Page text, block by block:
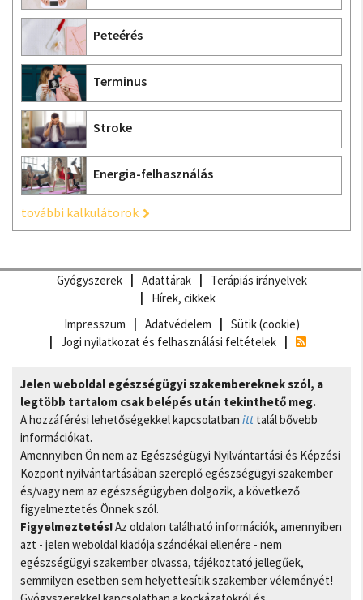
Peteérés
Terminus
Stroke
Energia-felhasználás
további kalkulátorok
Gyógyszerek Adattárak
Terápiás irányelvek
Hírek, cikkek
Impresszum
Adatvédelem
Sütik (cookie)
Jogi nyilatkozat és felhasználási feltételek
Jelen weboldal egészségügyi szakembereknek szól, a
legtöbb tartalom csak belépés után tekinthető meg.
A hozzáférési lehetőségekkel kapcsolatban itt talál bővebb
információkat.
Amennyiben Ön nem az Egészségügyi Nyilvántartási és Képzési
Központ nyilvántartásában szereplő egészségügyi szakember
és/vagy nem az egészségügyben dolgozik, a következő
figyelmeztetés Önnek szól.
Figyelmeztetés!Az oldalon található információk, amennyiben
azt - jelen weboldal kiadója szándékai ellenére - nem
egészségügyi szakember olvassa, tájékoztató jellegűek,
semmilyen esetben sem helyettesítik szakember véleményét!